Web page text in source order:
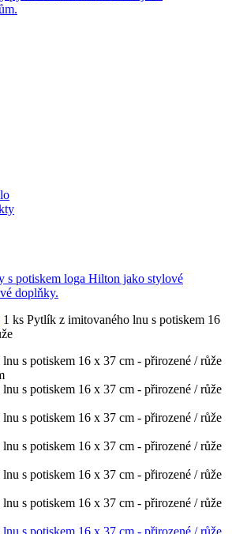
1 ks Pytlík z imitovaného lnu s potiskem 16